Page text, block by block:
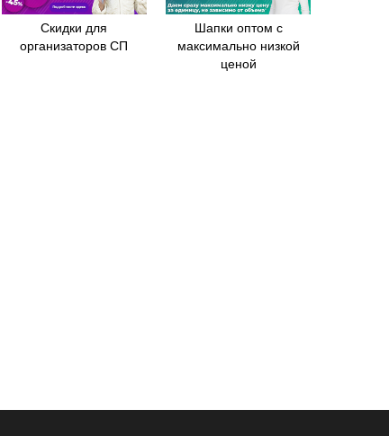
Скидки для
организаторов СП
Шапки оптом с
максимально низкой
ценой